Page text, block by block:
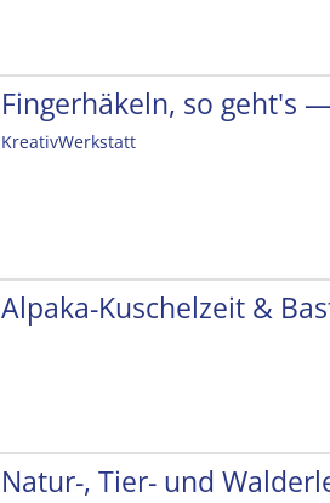
Fingerhäkeln, so geht's
KreativWerkstatt
Alpaka-Kuschelzeit &
Natur-, Tier- und